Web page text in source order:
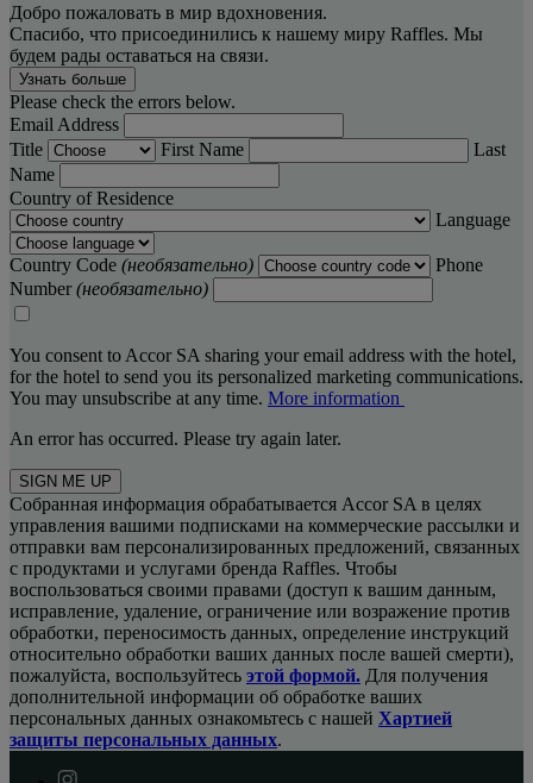
Добро пожаловать в мир вдохновения.
Спасибо, что присоединились к нашему миру Raffles. Мы
будем рады оставаться на связи.
Узнать больше
Please check the errors below.
Email Address
Title
First Name
Last
Name
Country of Residence
Language
Country Code (необязательно)
Phone
Number (необязательно)
You consent to Accor SA sharing your email address with the hotel,
for the hotel to send you its personalized marketing communications.
You may unsubscribe at any time. More information
An error has occurred. Please try again later.
SIGN ME UP
Собранная информация обрабатывается Accor SA в целях
управления вашими подписками на коммерческие рассылки и
отправки вам персонализированных предложений, связанных
с продуктами и услугами бренда Raffles. Чтобы
воспользоваться своими правами (доступ к вашим данным,
исправление, удаление, ограничение или возражение против
обработки, переносимость данных, определение инструкций
относительно обработки ваших данных после вашей смерти),
пожалуйста, воспользуйтесь этой формой. Для получения
дополнительной информации об обработке ваших
персональных данных ознакомьтесь с нашей Хартией
защиты персональных данных.